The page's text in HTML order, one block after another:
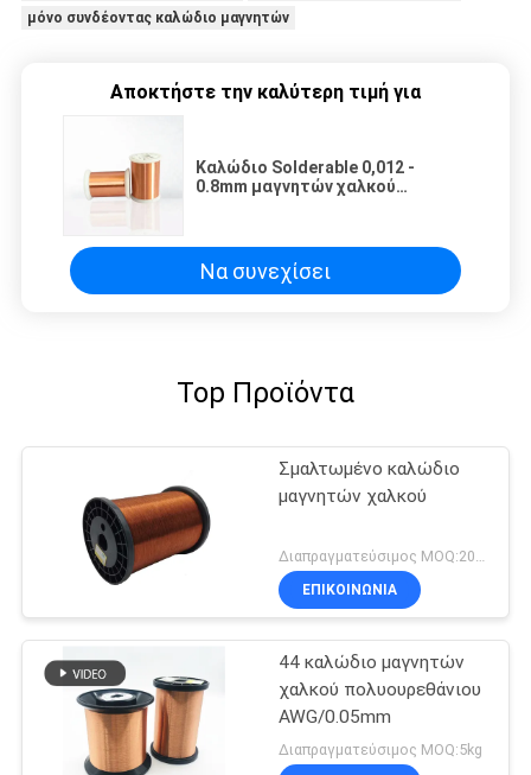
μόνο συνδέοντας καλώδιο μαγνητών
Αποκτήστε την καλύτερη τιμή για
Καλώδιο Solderable 0,012 -
0.8mm μαγνητών χαλκού
μετασχηματιστής
Να συνεχίσει
Top Προϊόντα
Σμαλτωμένο καλώδιο
μαγνητών χαλκού
ΕΠΙΚΟΙΝΩΝΙΑ
44 καλώδιο μαγνητών
χαλκού πολυουρεθάνιου
AWG/0.05mm
Διαπραγματεύσιμος MOQ:5kg